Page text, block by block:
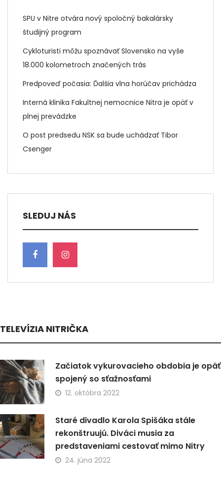
SPU v Nitre otvára nový spoločný bakalársky
študijný program
Cykloturisti môžu spoznávať Slovensko na vyše
18.000 kolometroch značených trás
Predpoveď počasia: Ďalšia vlna horúčav prichádza
Interná klinika Fakultnej nemocnice Nitra je opäť v
plnej prevádzke
O post predsedu NSK sa bude uchádzať Tibor
Csenger
SLEDUJ NÁS
TELEVÍZIA NITRIČKA
Začiatok vykurovacieho obdobia je opäť
spojený so sťažnosťami
12. októbra 2022
Staré divadlo Karola Spišáka stále
rekonštruujú. Diváci musia za
predstaveniami cestovať mimo Nitry
24. júna 2022